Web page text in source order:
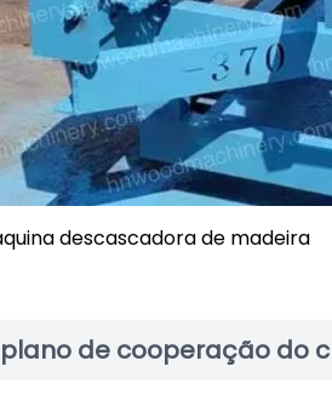
descascadora de madeira
de cooperação do